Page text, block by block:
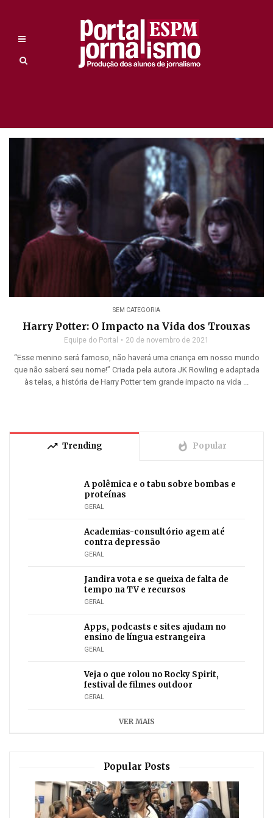
SEM CATEGORIA
Harry Potter: O Impacto na Vida dos Trouxas
Equipe do Portal 20 de novembro de 2021
“Esse menino será famoso, não haverá uma criança em nosso mundo
que não saberá seu nome!” Criada pela autora JK Rowling e adaptada
às telas, a história de Harry Potter tem grande impacto na vida ...
trending_up Trending whatshot Popular
A polêmica e o tabu sobre bombas e
proteínas
GERAL
Academias-consultório agem até
contra depressão
GERAL
Jandira vota e se queixa de falta de
tempo na TV e recursos
GERAL
Apps, podcasts e sites ajudam no
ensino de língua estrangeira
GERAL
Veja o que rolou no Rocky Spirit,
festival de filmes outdoor
GERAL
VER MAIS
Popular Posts